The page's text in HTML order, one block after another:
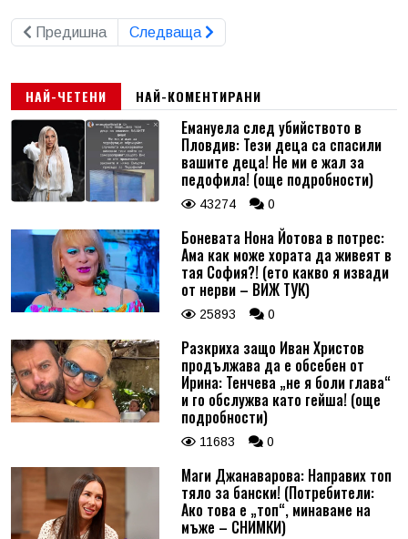
Предишна Следваща
НАЙ-ЧЕТЕНИ НАЙ-КОМЕНТИРАНИ
Емануела след убийството в
Пловдив: Тези деца са спасили
вашите деца! Не ми е жал за
педофила! (още подробности)
43274 0
Боневата Нона Йотова в потрес:
Ама как може хората да живеят в
тая София?! (ето какво я извади
от нерви – ВИЖ ТУК)
25893 0
Разкриха защо Иван Христов
продължава да е обсебен от
Ирина: Тенчева „не я боли глава“
и го обслужва като гейша! (още
подробности)
11683 0
Маги Джанаварова: Направих топ
тяло за бански! (Потребители:
Ако това е „топ“, минаваме на
мъже – СНИМКИ)